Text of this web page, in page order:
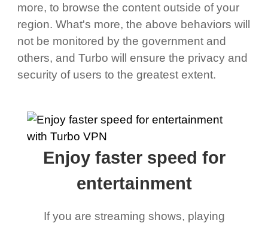
more, to browse the content outside of your
region. What's more, the above behaviors will
not be monitored by the government and
others, and Turbo will ensure the privacy and
security of users to the greatest extent.
Enjoy faster speed for
entertainment
If you are streaming shows, playing